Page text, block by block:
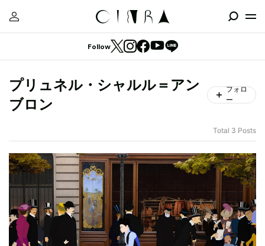
Follow
プリュネル・シャルル＝アン
ブロン
フォロ
ー
Total 3 Posts